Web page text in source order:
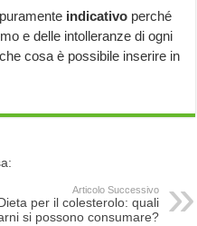
indicativo perché
e delle intolleranze di ogni
cosa è possibile inserire in
Articolo Successivo
per il colesterolo: quali
si possono consumare?